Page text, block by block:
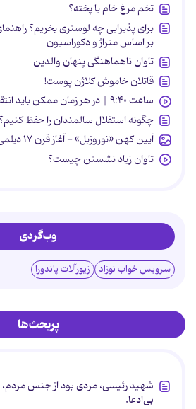
تخم مرغ خام یا پخته؟
برای پذیرایی چه لوستری بخریم؟
بر اساس متراژ و دکوراسیون
تاوان ناهماهنگی پنهان والدین
قاتلان خاموش کلاژن پوست!
ساعت ۹:۴۰ | در هر زمان ممکن باید انتقامشان را پس بدهند
چگونه استقلال سالمندان را حفظ کنیم؟
آیین کهن «نوروزبل» - آغاز قرن ۱۷ دیلمی
تاوان زیاد نشستن چیست؟
وب‌گردی
سرویس خواب نوزاد زیورآلات پاندورا
پربحث‌ها
شهید رئیسی، مردی بود از جنس مردم،
بی‌ادعا.